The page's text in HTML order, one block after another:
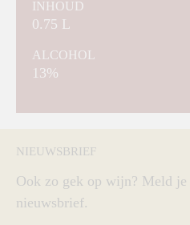
INHOUD
0.75 L
ALCOHOL
13%
NIEUWSBRIEF
Ook zo gek op wijn? Meld je
nieuwsbrief.